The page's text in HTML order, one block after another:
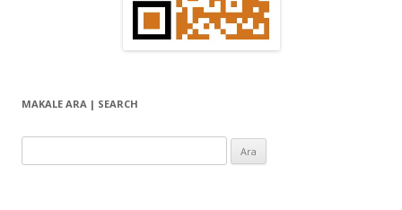
MAKALE ARA | SEARCH